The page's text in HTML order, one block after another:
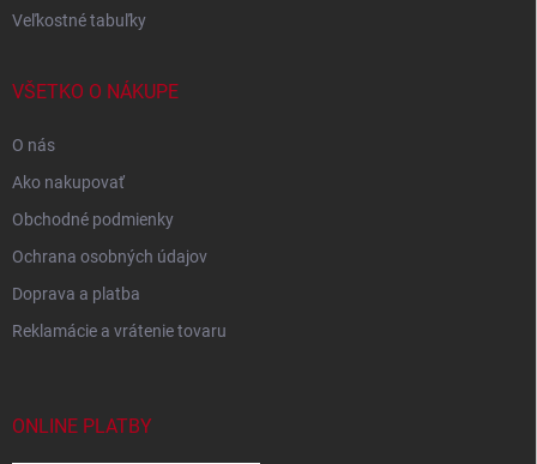
Veľkostné tabuľky
VŠETKO O NÁKUPE
O nás
Ako nakupovať
Obchodné podmienky
Ochrana osobných údajov
Doprava a platba
Reklamácie a vrátenie tovaru
ONLINE PLATBY